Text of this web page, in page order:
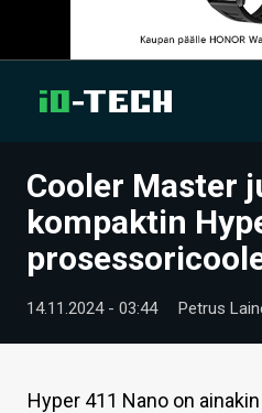
UUTISET
ARTIKKELIT
VIDEOT
TECHBBS
TIETOA
Cooler Master
kompaktin
14.11.2024 - 03:44 Petrus
Hyper 411 Nano on